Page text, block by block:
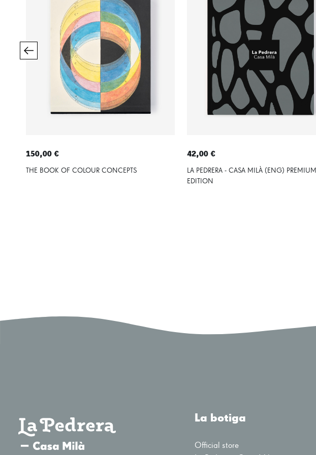
150,00 €
THE BOOK OF COLOUR CONCEPTS
42,00 €
LA PEDRERA - CASA MILÀ (ENG) PREMIUM
EDITION
La botiga
Official store